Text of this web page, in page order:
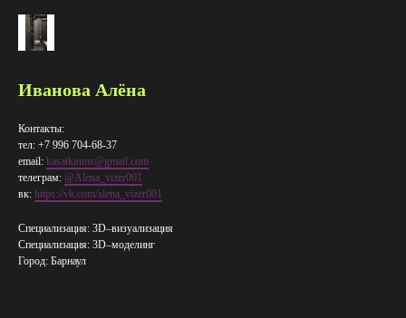
Иванова Алёна
Контакты:
тел: +7 996 704-68-37
email: kasatkinms@gmail.com
телеграм: @Alena_vizer001
вк: https://vk.com/alena_vizer001
Специализация: 3D–визуализация
Специализация: 3D–​моделинг
Город: Барнаул